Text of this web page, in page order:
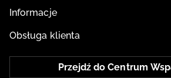
Informacje
Obsługa klienta
Przejdź do Centrum